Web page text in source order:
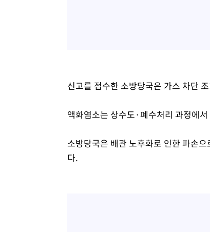
신고를 접수한 소방당국은 가스 차단
액화염소는 상수도·폐수처리 과정에
소방당국은 배관 노후화로 인한 파손
다.